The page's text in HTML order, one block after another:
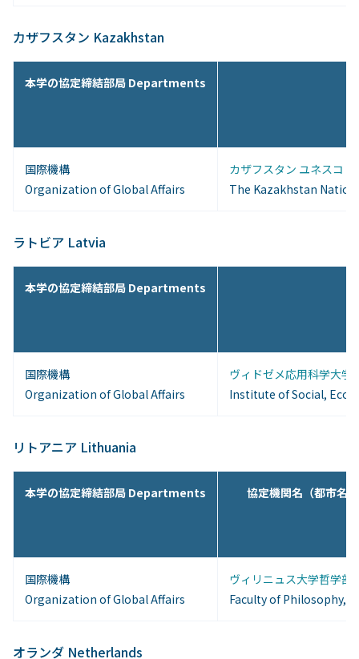
カザフスタン Kazakhstan
本学の協定締結部局 Departments
国際機構
Organization of Global Affairs
カザフスタン ユネスコ
The Kazakhstan
ラトビア Latvia
本学の協定締結部局 Departments
国際機構
Organization of Global Affairs
ヴィドゼメ応用科学大学
Institute of Social,
リトアニア Lithuania
本学の協定締結部局 Departments 協定機関名（都市
国際機構
Organization of Global Affairs
ヴィリニュス大学哲学部
Faculty of Philosophy,
オランダ Netherlands